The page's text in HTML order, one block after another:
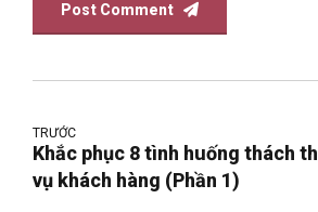
Post Comment
TRƯỚC
Khắc phục 8 tình huống thách
vụ khách hàng (Phần 1)